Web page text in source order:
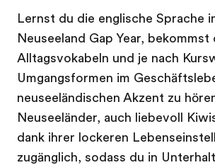
Lernst du die englische Sprache
Neuseeland Gap Year, bekommst
Alltagsvokabeln und je nach
Umgangsformen im
neuseeländischen Akzent zu
Neuseeländer, auch liebevoll
dank ihrer lockeren
zugänglich, sodass du in